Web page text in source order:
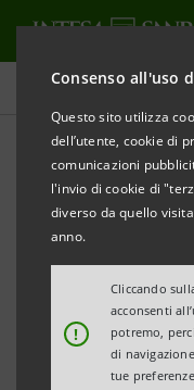
Consenso all'uso
Questo sito utilizza
dell’utente, cookie di
comunicazioni
l'invio di cookie di
diverso da quello
anno.
!
Cliccando
acconsenti
potremo,
di
tue
Comunicati stampa
STAMPA AGGIORNA
INTESA
Torino, Milano, 15
Resoconto
ter D. Lgs. n. 58/